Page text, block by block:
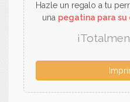
Hazle un regalo a tu
una pegatina para su